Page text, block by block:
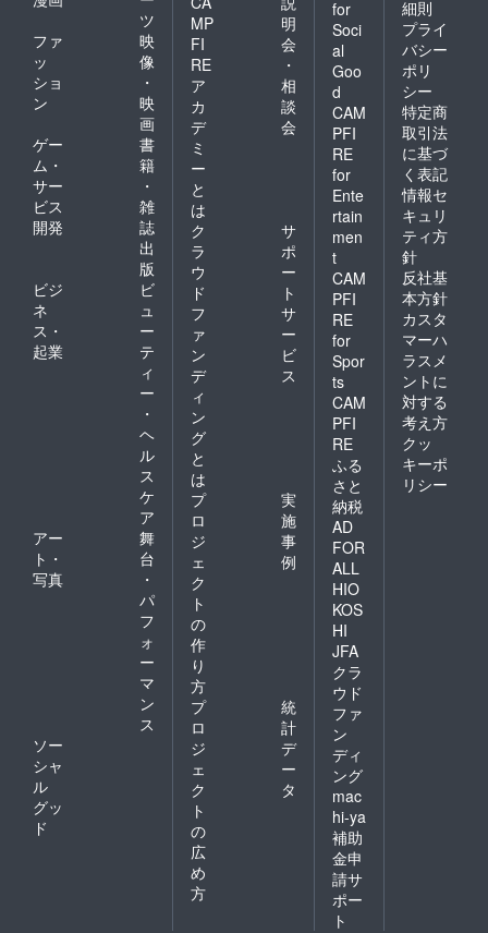
ツ
ファ
ッ
ショ
ン
映
像
・
映
画
ゲー
ム・
サー
ビス
開発
書
籍
・
雑
誌
出
版
ビジ
ネ
ス・
起業
ビ
ュ
ー
テ
ィ
ー
・
ヘ
ル
ス
ケ
ア
アー
ト・
写真
舞
台
・
パ
フ
ォ
ー
マ
ン
ス
ソー
シャ
ル
グッ
ド
MP
FI
RE
ア
カ
デ
ミ
ー
と
は
明
会
・
相
談
会
ク
ラ
ウ
ド
フ
ァ
ン
デ
ィ
ン
グ
と
は
サ
ポ
ー
ト
サ
ー
ビ
ス
プ
ロ
ジ
ェ
ク
ト
の
作
り
方
実
施
事
例
プ
ロ
ジ
ェ
ク
ト
の
広
め
方
統
計
デ
ー
タ
for
Soci
al
Goo
d
CAM
PFI
RE
for
Ente
rtain
men
t
CAM
PFI
RE
for
Spor
ts
CAM
PFI
RE
ふる
さと
納税
AD
FOR
ALL
HIO
KOS
HI
JFA
クラ
ウド
ファ
ン
ディ
ング
mac
hi-ya
補助
金申
請サ
ポー
ト
細則
プライ
バシー
ポリ
シー
特定商
取引法
に基づ
く表記
情報セ
キュリ
ティ方
針
反社基
本方針
カスタ
マーハ
ラスメ
ントに
対する
考え方
クッ
キーポ
リシー